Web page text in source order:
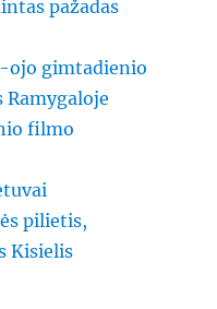
pažadas
ojo gimtadienio
filmo
pilietis,
Kisielis